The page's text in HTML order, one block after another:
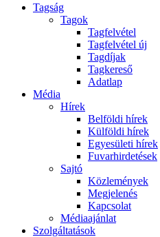
Tagság
Tagok
Tagfelvétel
Tagfelvétel új
Tagdíjak
Tagkereső
Adatlap
Média
Hírek
Belföldi hírek
Külföldi hírek
Egyesületi hírek
Fuvarhirdetések
Sajtó
Közlemények
Megjelenés
Kapcsolat
Médiaajánlat
Szolgáltatások